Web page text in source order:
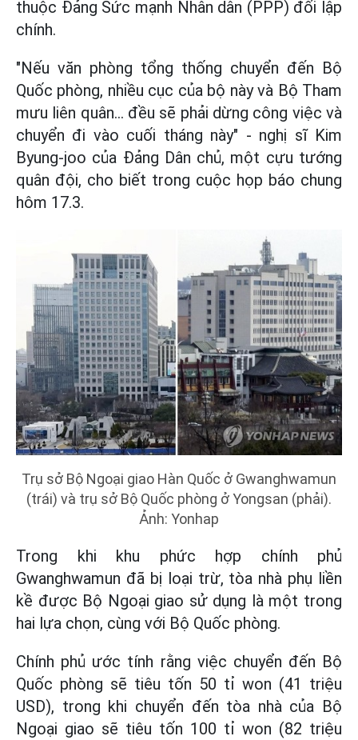
thuộc Đảng Sức mạnh Nhân dân (PPP) đối lập
chính.
"Nếu văn phòng tổng thống chuyển đến Bộ
Quốc phòng, nhiều cục của bộ này và Bộ Tham
mưu liên quân... đều sẽ phải dừng công việc và
chuyển đi vào cuối tháng này" - nghị sĩ Kim
Byung-joo của Đảng Dân chủ, một cựu tướng
quân đội, cho biết trong cuộc họp báo chung
hôm 17.3.
Trụ sở Bộ Ngoại giao Hàn Quốc ở Gwanghwamun
(trái) và trụ sở Bộ Quốc phòng ở Yongsan (phải).
Ảnh: Yonhap
Trong khi khu phức hợp chính phủ
Gwanghwamun đã bị loại trừ, tòa nhà phụ liền
kề được Bộ Ngoại giao sử dụng là một trong
hai lựa chọn, cùng với Bộ Quốc phòng.
Chính phủ ước tính rằng việc chuyển đến Bộ
Quốc phòng sẽ tiêu tốn 50 tỉ won (41 triệu
USD), trong khi chuyển đến tòa nhà của Bộ
Ngoại giao sẽ tiêu tốn 100 tỉ won (82 triệu